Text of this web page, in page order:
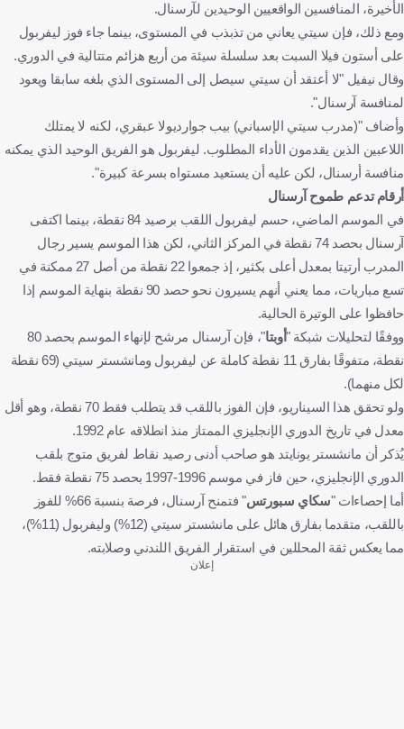
الأخيرة، المنافسين الواقعيين الوحيدين لآرسنال.
ومع ذلك، فإن سيتي يعاني من تذبذب في المستوى، بينما جاء فوز ليفربول
على أستون فيلا السبت بعد سلسلة سيئة من أربع هزائم متتالية في الدوري.
وقال نيفيل "لا أعتقد أن سيتي سيصل إلى المستوى الذي بلغه سابقا ويعود
لمنافسة آرسنال".
وأضاف "(مدرب سيتي الإسباني) بيب جوارديولا عبقري، لكنه لا يمتلك
اللاعبين الذين يقدمون الأداء المطلوب. ليفربول هو الفريق الوحيد الذي يمكنه
منافسة أرسنال، لكن عليه أن يستعيد مستواه بسرعة كبيرة".
أرقام تدعم طموح آرسنال
في الموسم الماضي، حسم ليفربول اللقب برصيد 84 نقطة، بينما اكتفى
آرسنال بحصد 74 نقطة في المركز الثاني، لكن هذا الموسم يسير رجال
المدرب أرتيتا بمعدل أعلى بكثير، إذ جمعوا 22 نقطة من أصل 27 ممكنة في
تسع مباريات، مما يعني أنهم يسيرون نحو حصد 90 نقطة بنهاية الموسم إذا
حافظوا على الوتيرة الحالية.
ووفقًا لتحليلات شبكة "أوبتا
"، فإن آرسنال مرشح لإنهاء الموسم بحصد 80
نقطة، متفوقًا بفارق 11 نقطة كاملة عن ليفربول ومانشستر سيتي (69 نقطة
لكل منهما).
ولو تحقق هذا السيناريو، فإن الفوز باللقب قد يتطلب فقط 70 نقطة، وهو أقل
معدل في تاريخ الدوري الإنجليزي الممتاز منذ انطلاقه عام 1992.
يُذكر أن مانشستر يونايتد هو صاحب أدنى رصيد نقاط لفريق متوج بلقب
الدوري الإنجليزي، حين فاز في موسم 1996-1997 بحصد 75 نقطة فقط.
أما إحصاءات "سكاي سبورتس
" فتمنح آرسنال، فرصة بنسبة 66% للفوز
باللقب، متقدما بفارق هائل على مانشستر سيتي (12%) وليفربول (11%)،
مما يعكس ثقة المحللين في استقرار الفريق اللندني وصلابته.
إعلان